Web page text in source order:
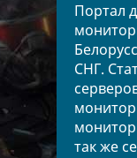
Портал
СНГ.
так же